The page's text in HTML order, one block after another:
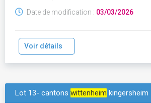
Date de modification : 03/03/2026
Voir détails
Lot 13- cantons wittenheim kingersheim